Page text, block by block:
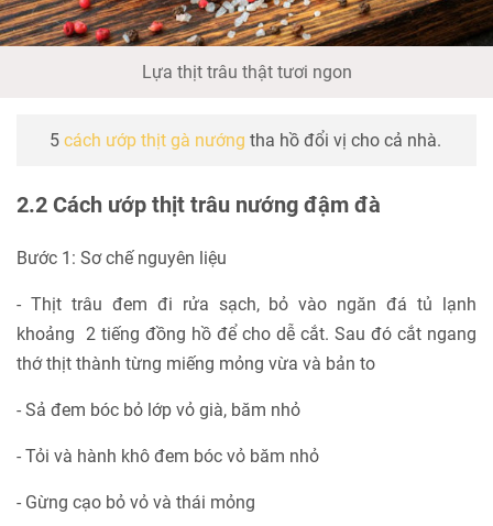
Lựa thịt trâu thật tươi ngon
5 cách ướp thịt gà nướng tha hồ đổi vị cho cả nhà.
2.2 Cách ướp thịt trâu nướng đậm đà
Bước 1: Sơ chế nguyên liệu
- Thịt trâu đem đi rửa sạch, bỏ vào ngăn đá tủ lạnh
khoảng 2 tiếng đồng hồ để cho dễ cắt. Sau đó cắt ngang
thớ thịt thành từng miếng mỏng vừa và bản to
- Sả đem bóc bỏ lớp vỏ già, băm nhỏ
- Tỏi và hành khô đem bóc vỏ băm nhỏ
- Gừng cạo bỏ vỏ và thái mỏng